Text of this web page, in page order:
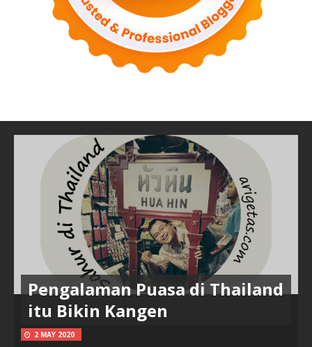
Pengalaman Puasa di Thailand
itu Bikin Kangen
2 MAY 2020